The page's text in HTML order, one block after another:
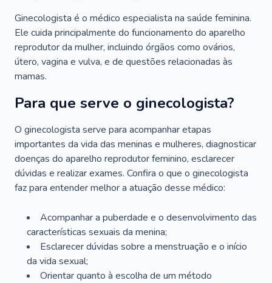
Ginecologista é o médico especialista na saúde feminina.
Ele cuida principalmente do funcionamento do aparelho
reprodutor da mulher, incluindo órgãos como ovários,
útero, vagina e vulva, e de questões relacionadas às
mamas.
Para que serve o ginecologista?
O ginecologista serve para acompanhar etapas
importantes da vida das meninas e mulheres, diagnosticar
doenças do aparelho reprodutor feminino, esclarecer
dúvidas e realizar exames. Confira o que o ginecologista
faz para entender melhor a atuação desse médico:
Acompanhar a puberdade e o desenvolvimento das
características sexuais da menina;
Esclarecer dúvidas sobre a menstruação e o início
da vida sexual;
Orientar quanto à escolha de um método